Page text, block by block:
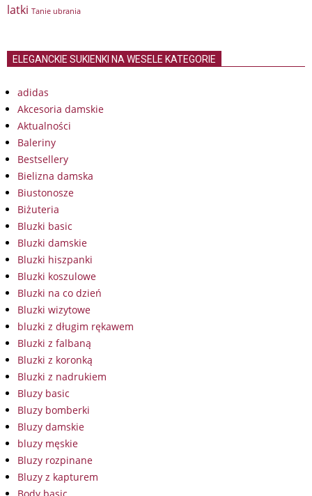
latki Tanie ubrania
ELEGANCKIE SUKIENKI NA WESELE KATEGORIE
adidas
Akcesoria damskie
Aktualności
Baleriny
Bestsellery
Bielizna damska
Biustonosze
Biżuteria
Bluzki basic
Bluzki damskie
Bluzki hiszpanki
Bluzki koszulowe
Bluzki na co dzień
Bluzki wizytowe
bluzki z długim rękawem
Bluzki z falbaną
Bluzki z koronką
Bluzki z nadrukiem
Bluzy basic
Bluzy bomberki
Bluzy damskie
bluzy męskie
Bluzy rozpinane
Bluzy z kapturem